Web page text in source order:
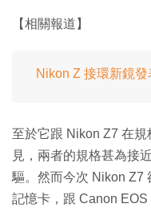
【相關報道】
Nikon Z 接環新鏡
至於它跟 Nikon Z7 在
見，兩者的規格甚為接
驅。然而今次 Nikon Z7
記憶卡，跟 Canon EOS